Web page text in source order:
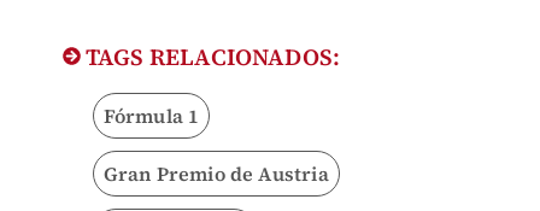
TAGS RELACIONADOS:
Fórmula 1
Gran Premio de Austria